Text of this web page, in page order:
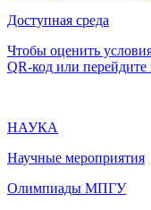
Доступная среда
Чтобы оценить
QR-код или перейдите
НАУКА
Научные мероприятия
Олимпиады МПГУ